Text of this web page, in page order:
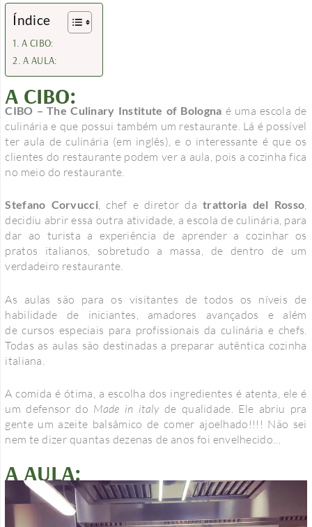
Índice
A CIBO:
A AULA:
A CIBO:
CIBO – The Culinary Institute of Bologna é uma escola de
culinária e que possui também um restaurante. Lá é possível
ter aula de culinária (em inglês), e o interessante é que os
clientes do restaurante podem ver a aula, pois a cozinha fica
no meio do restaurante.
Stefano Corvucci, chef e diretor da trattoria del Rosso,
decidiu abrir essa outra atividade, a escola de culinária, para
dar ao turista a experiência de aprender a cozinhar os
pratos italianos, sobretudo a massa, de dentro de um
verdadeiro restaurante.
As aulas são para os visitantes de todos os níveis de
habilidade de iniciantes, amadores avançados e além
de cursos especiais para profissionais da culinária e chefs.
Todas as aulas são destinadas a preparar autêntica cozinha
italiana.
A comida é ótima, a escolha dos ingredientes é atenta, ele é
um defensor do Made in italyde qualidade. Ele abriu pra
gente um azeite balsâmico de comer ajoelhado!!!! Não sei
nem te dizer quantas dezenas de anos foi envelhecido…
A AULA: